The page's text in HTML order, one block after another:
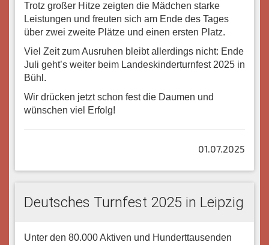
Trotz großer Hitze zeigten die Mädchen starke
Leistungen und freuten sich am Ende des Tages
über zwei zweite Plätze und einen ersten Platz.
Viel Zeit zum Ausruhen bleibt allerdings nicht: Ende
Juli geht’s weiter beim Landeskinderturnfest 2025 in
Bühl.
Wir drücken jetzt schon fest die Daumen und
wünschen viel Erfolg!
01.07.2025
Deutsches Turnfest 2025 in Leipzig
Unter den 80.000 Aktiven und Hunderttausenden